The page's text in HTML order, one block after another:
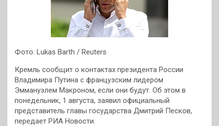
Фото: Lukas Barth / Reuters
Кремль сообщит о контактах президента России
Владимира Путина с французским лидером
Эммануэлем Макроном, если они будут. Об этом в
понедельник, 1 августа, заявил официальный
представитель главы государства Дмитрий Песков,
передает РИА Новости.